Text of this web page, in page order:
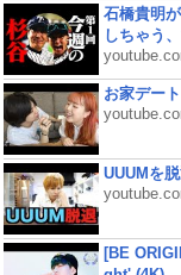
石橋貴明
しちゃう
お家デー
UUUMを
[BE